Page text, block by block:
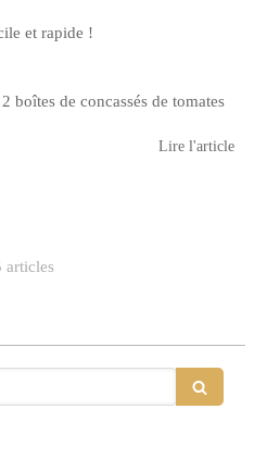
et rapide !
boîtes de concassés de tomates
Lire l'article
articles